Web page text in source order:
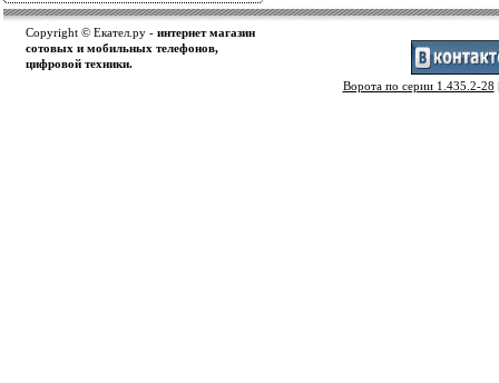
Copyright © Екател.ру - интернет магазин
сотовых и мобильных телефонов,
цифровой техники.
Ворота по серии 1.435.2-28